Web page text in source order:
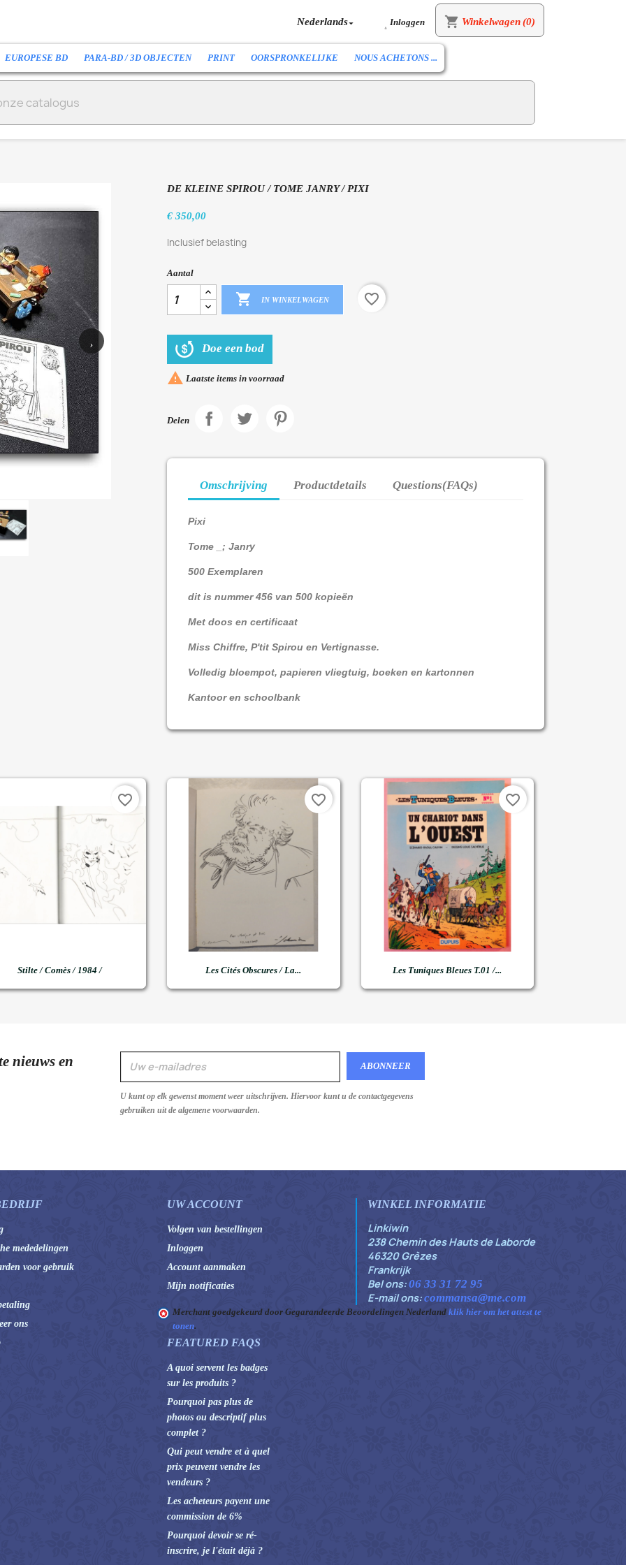
Nederlands 
Inloggen shopping_cart Winkelwagen(0)
EUROPESE BD PARA-BD / 3D OBJECTEN PRINT OORSPRONKELIJKE NOUS ACHETONS ...
›
DE KLEINE SPIROU / TOME JANRY / PIXI
€ 350,00
Inclusief belasting
Aantal
 IN WINKELWAGEN favorite_border
Doe een bod
 Laatste items in voorraad
Delen
Omschrijving Productdetails Questions(FAQs)
Pixi
Tome _; Janry
500 Exemplaren
dit is nummer 456 van 500 kopieën
Met doos en certificaat
Miss Chiffre, P'tit Spirou en Vertignasse.
Volledig bloempot, papieren vliegtuig, boeken en kartonnen
Kantoor en schoolbank
Snel bekijken
Stilte / Comès / 1984 /
favorite_border
Snel bekijken
Les Cités Obscures / La...
favorite_border
 Snel bekijken
Les Tuniques Bleues T.01 /...
favorite_border
nieuws en
U kunt op elk gewenst moment weer uitschrijven. Hiervoor kunt u de contactgegevens
gebruiken uit de algemene voorwaarden.
mededelingen
voor gebruik
ons
UW ACCOUNT
Volgen van bestellingen
Inloggen
Account aanmaken
Mijn notificaties
WINKEL INFORMATIE
Linkiwin
238 Chemin des Hauts de Laborde
46320 Grèzes
Frankrijk
Bel ons:06 33 31 72 95
E-mail ons:commansa@me.com
Merchant goedgekeurd door Gegarandeerde Beoordelingen Nederland klik hier om het attest te
tonen.
FEATURED FAQS
A quoi servent les badges
sur les produits ?
Pourquoi pas plus de
photos ou descriptif plus
complet ?
Qui peut vendre et à quel
prix peuvent vendre les
vendeurs ?
Les acheteurs payent une
commission de 6%
Pourquoi devoir se ré-
inscrire, je l'était déjà ?